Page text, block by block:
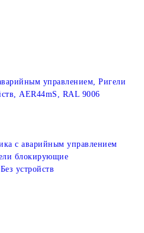
управлением, Ригели
AER44mS, RAL 9006
с аварийным управлением
блокирующие
Без устройств